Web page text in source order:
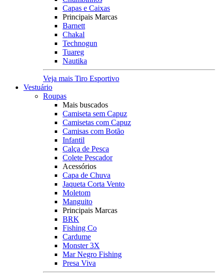
Capas e Caixas
Principais Marcas
Barnett
Chakal
Technogun
Tuareg
Nautika
Veja mais Tiro Esportivo
Vestuário
Roupas
Mais buscados
Camiseta sem Capuz
Camisetas com Capuz
Camisas com Botão
Infantil
Calça de Pesca
Colete Pescador
Acessórios
Capa de Chuva
Jaqueta Corta Vento
Moletom
Manguito
Principais Marcas
BRK
Fishing Co
Cardume
Monster 3X
Mar Negro Fishing
Presa Viva